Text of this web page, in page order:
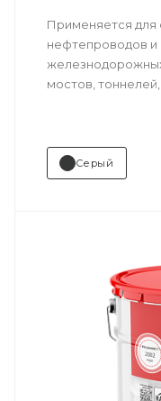
Применяется для
нефтепроводов и
мостов,
конструкций и
химической
Состав (тип
Основные
нефтегазовый
транспортное
Серый